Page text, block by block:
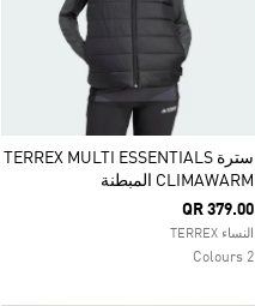
سترة TERREX MULTI ESSENTIALS
CLIMAWARM المبطنة
QR 379.00
النساء TERREX
2 Colours